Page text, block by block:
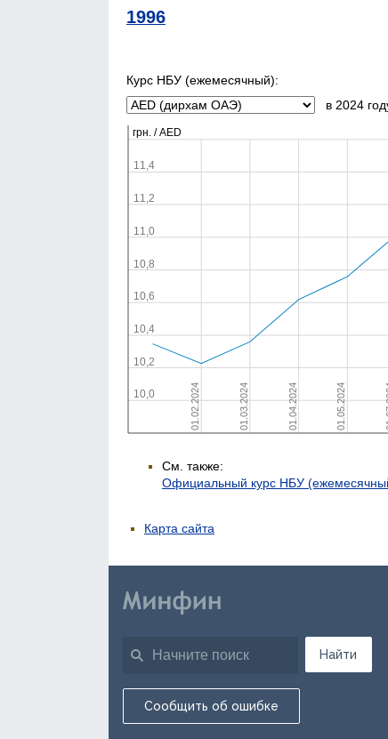
1996
Курс НБУ (ежемесячный):
в 2024
См. также:
Официальный курс НБУ
Карта сайта
Найти
Сообщить об ошибке